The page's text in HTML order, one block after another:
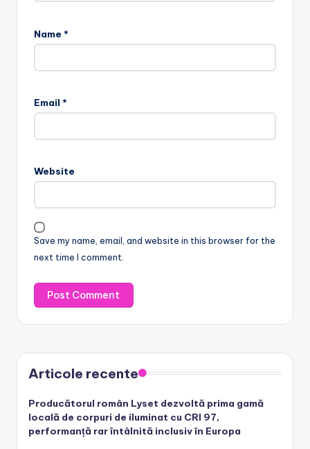
Name *
Email *
Website
Save my name, email, and website in this browser for the
next time I comment.
Articole recente
Producătorul român Lyset dezvoltă prima gamă
locală de corpuri de iluminat cu CRI 97,
performanță rar întâlnită inclusiv în Europa